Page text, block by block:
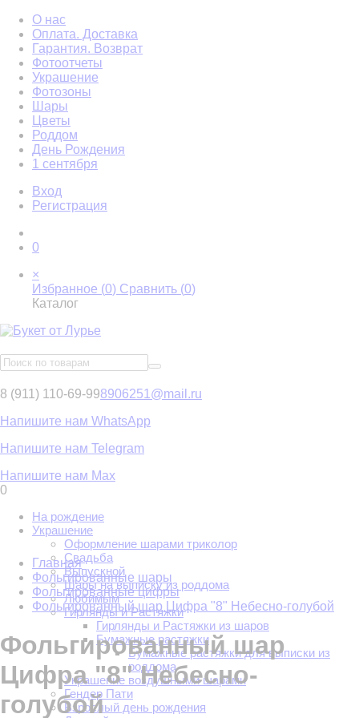
О нас
Оплата. Доставка
Гарантия. Возврат
Фотоотчеты
Украшение
Фотозоны
Шары
Цветы
Роддом
День Рождения
1 сентября
Вход
Регистрация
0
×
Избранное (0) Сравнить (0)
Каталог
8 (911) 110-69-998906251@mail.ru
Напишите нам WhatsApp
Напишите нам Telegram
Напишите нам Max
0
На рождение
Украшение
Оформление шарами триколор
Свадьба
Выпускной
Шары на выписку из роддома
Любимым
Гирлянды и Растяжки
Гирлянды и Растяжки из шаров
Бумажные растяжки
Бумажные растяжки для выписки из
роддома
Украшение воздушными шарами
Гендер Пати
Взрослый день рождения
Главная
Фольгированные шары
Фольгированные цифры
Фольгированный шар Цифра "8" Небесно-голубой
Фольгированный шар
Цифра "8" Небесно-
голубой